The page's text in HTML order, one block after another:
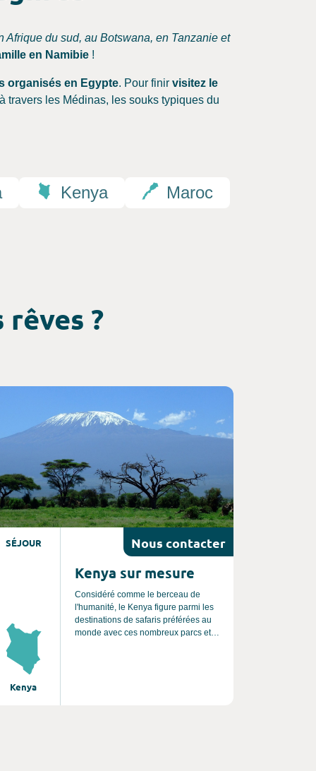
Afrique du sud, au Botswana, en Tanzanie et
en Namibie !
organisés en Egypte. Pour finir visitez le
travers les Médinas, les souks typiques du
Kenya
Maroc
?
SÉJOUR
Kenya
Nous contacter
Kenya sur mesure
Considéré comme le berceau de
l'humanité, le Kenya figure parmi les
destinations de safaris préférées au
monde avec ces nombreux parcs et
l'offre de voyage